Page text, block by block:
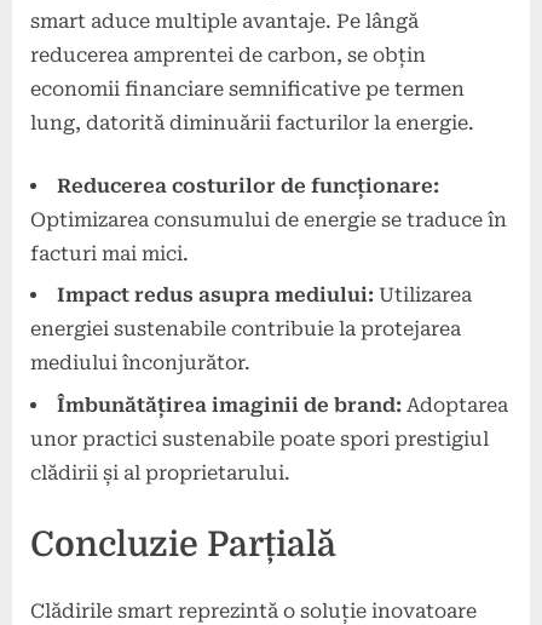
smart aduce multiple avantaje. Pe lângă
reducerea amprentei de carbon, se obțin
economii financiare semnificative pe termen
lung, datorită diminuării facturilor la energie.
Reducerea costurilor de funcționare:
Optimizarea consumului de energie se traduce în
facturi mai mici.
Impact redus asupra mediului: Utilizarea
energiei sustenabile contribuie la protejarea
mediului înconjurător.
Îmbunătățirea imaginii de brand: Adoptarea
unor practici sustenabile poate spori prestigiul
clădirii și al proprietarului.
Concluzie Parțială
Clădirile smart reprezintă o soluție inovatoare